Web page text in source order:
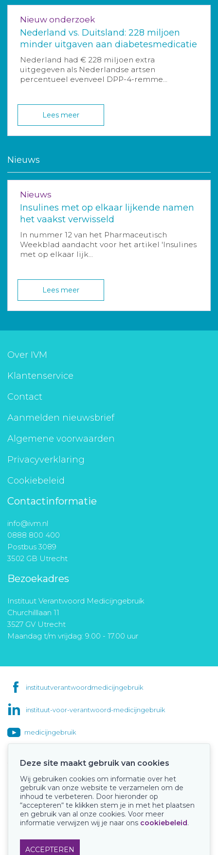
Nieuw onderzoek
Nederland vs. Duitsland: 228 miljoen
minder uitgaven aan diabetesmedicatie
Nederland had € 228 miljoen extra
uitgegeven als Nederlandse artsen
percentueel evenveel DPP-4-remme...
Lees meer
Nieuws
Nieuws
Insulines met op elkaar lijkende namen
het vaakst verwisseld
In nummer 12 van het Pharmaceutisch
Weekblad aandacht voor het artikel 'Insulines
met op elkaar lijk...
Lees meer
Over IVM
Klantenservice
Contact
Aanmelden nieuwsbrief
Algemene voorwaarden
Privacyverklaring
Cookiebeleid
Contactinformatie
info@ivm.nl
0888 800 400
Postbus 3089
3502 GB Utrecht
Bezoekadres
Instituut Verantwoord Medicijngebruik
Churchilllaan 11
3527 GV Utrecht
Maandag t/m vrijdag: 9.00 - 17.00 uur
instituutverantwoordmedicijngebruik
instituut-voor-verantwoord-medicijngebruik
medicijngebruik
Onze keurmerken
Deze site maakt gebruik van cookies
Wij gebruiken cookies om informatie over het
gebruik van onze website te verzamelen om de
inhoud te verbeteren. Door hieronder op
“accepteren“ te klikken stem je in met het plaatsen
en gebruik van al onze cookies. Voor meer
informatie verwijzen wij je naar ons cookiebeleid.
ACCEPTEREN